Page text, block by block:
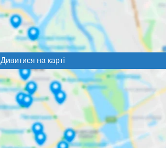
Дивитися на карті